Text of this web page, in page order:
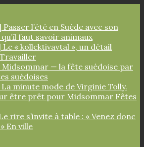
Passer l’été en Suède avec son
faut savoir animaux
Le « kollektivavtal », un détail
Travailler
Midsommar — la fête suédoise par
suédoises
La minute mode de Virginie Tolly.
être prêt pour Midsommar Fêtes
rire s’invite à table : « Venez donc
En ville